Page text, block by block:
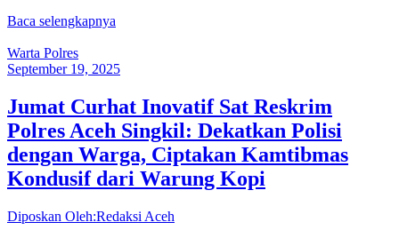
Baca selengkapnya
Warta Polres
September 19, 2025
Jumat Curhat Inovatif Sat Reskrim
Polres Aceh Singkil: Dekatkan Polisi
dengan Warga, Ciptakan Kamtibmas
Kondusif dari Warung Kopi
Diposkan Oleh:Redaksi Aceh